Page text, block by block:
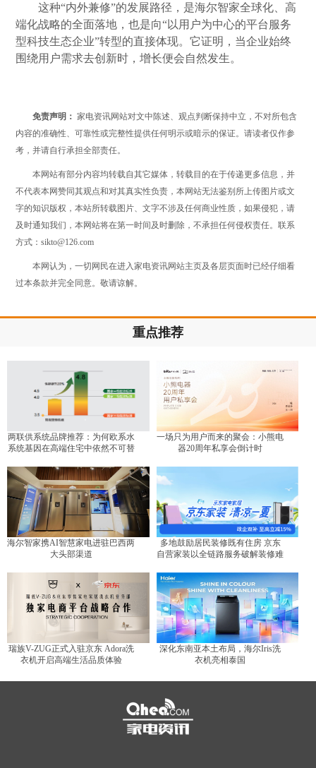
这种“内外兼修”的发展路径，是海尔智家全球化、高
端化战略的全面落地，也是向“以用户为中心的平台服务
型科技生态企业”转型的直接体现。它证明，当企业始终
围绕用户需求去创新时，增长便会自然发生。
免责声明： 家电资讯网站对文中陈述、观点判断保持中立，不对所包含
内容的准确性、可靠性或完整性提供任何明示或暗示的保证。请读者仅作参
考，并请自行承担全部责任。
本网站有部分内容均转载自其它媒体，转载目的在于传递更多信息，并
不代表本网赞同其观点和对其真实性负责，本网站无法鉴别所上传图片或文
字的知识版权，本站所转载图片、文字不涉及任何商业性质，如果侵犯，请
及时通知我们，本网站将在第一时间及时删除，不承担任何侵权责任。联系
方式：sikto@126.com
本网认为，一切网民在进入家电资讯网站主页及各层页面时已经仔细看
过本条款并完全同意。敬请谅解。
重点推荐
两联供系统品牌推荐：为何欧系水
系统基因在高端住宅中依然不可替
一场只为用户而来的聚会：小熊电
器20周年私享会倒计时
海尔智家携AI智慧家电进驻巴西两
大头部渠道
多地鼓励居民装修既有住房 京东
自营家装以全链路服务破解装修难
瑞族V-ZUG正式入驻京东 Adora洗
衣机开启高端生活品质体验
深化东南亚本土布局，海尔Iris洗
衣机亮相泰国